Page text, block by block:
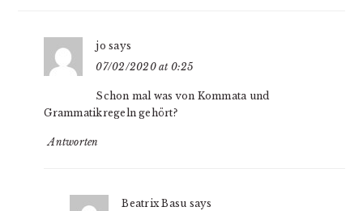
jo says
07/02/2020 at 0:25
Schon mal was von Kommata und
Grammatikregeln gehört?
Antworten
Beatrix Basu says